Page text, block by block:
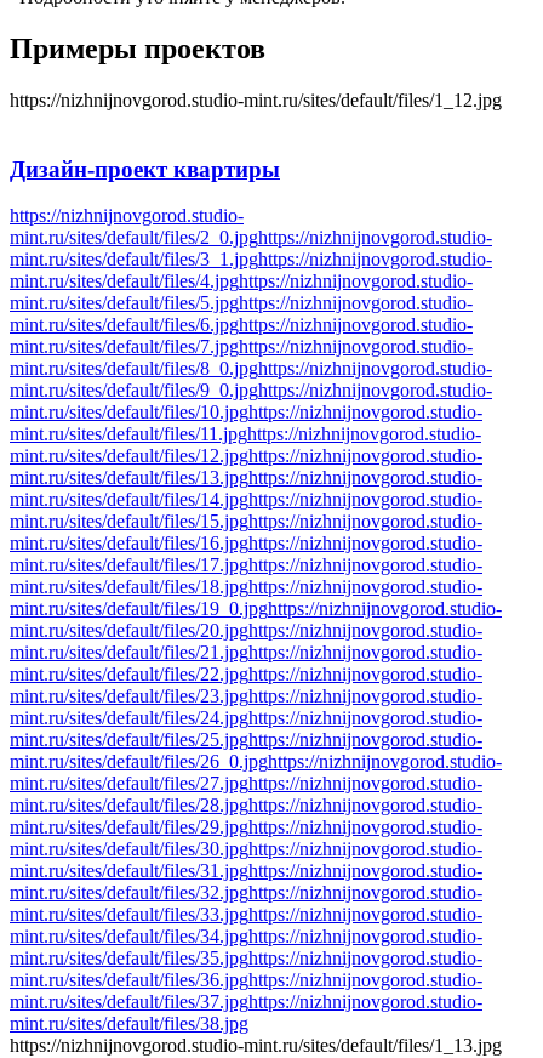
Примеры проектов
https://nizhnijnovgorod.studio-mint.ru/sites/default/files/1_12.jpg
Дизайн-проектквартиры
https://nizhnijnovgorod.studio-
mint.ru/sites/default/files/2_0.jpghttps://nizhnijnovgorod.studio-
mint.ru/sites/default/files/3_1.jpghttps://nizhnijnovgorod.studio-
mint.ru/sites/default/files/4.jpghttps://nizhnijnovgorod.studio-
mint.ru/sites/default/files/5.jpghttps://nizhnijnovgorod.studio-
mint.ru/sites/default/files/6.jpghttps://nizhnijnovgorod.studio-
mint.ru/sites/default/files/7.jpghttps://nizhnijnovgorod.studio-
mint.ru/sites/default/files/8_0.jpghttps://nizhnijnovgorod.studio-
mint.ru/sites/default/files/9_0.jpghttps://nizhnijnovgorod.studio-
mint.ru/sites/default/files/10.jpghttps://nizhnijnovgorod.studio-
mint.ru/sites/default/files/11.jpghttps://nizhnijnovgorod.studio-
mint.ru/sites/default/files/12.jpghttps://nizhnijnovgorod.studio-
mint.ru/sites/default/files/13.jpghttps://nizhnijnovgorod.studio-
mint.ru/sites/default/files/14.jpghttps://nizhnijnovgorod.studio-
mint.ru/sites/default/files/15.jpghttps://nizhnijnovgorod.studio-
mint.ru/sites/default/files/16.jpghttps://nizhnijnovgorod.studio-
mint.ru/sites/default/files/17.jpghttps://nizhnijnovgorod.studio-
mint.ru/sites/default/files/18.jpghttps://nizhnijnovgorod.studio-
mint.ru/sites/default/files/19_0.jpghttps://nizhnijnovgorod.studio-
mint.ru/sites/default/files/20.jpghttps://nizhnijnovgorod.studio-
mint.ru/sites/default/files/21.jpghttps://nizhnijnovgorod.studio-
mint.ru/sites/default/files/22.jpghttps://nizhnijnovgorod.studio-
mint.ru/sites/default/files/23.jpghttps://nizhnijnovgorod.studio-
mint.ru/sites/default/files/24.jpghttps://nizhnijnovgorod.studio-
mint.ru/sites/default/files/25.jpghttps://nizhnijnovgorod.studio-
mint.ru/sites/default/files/26_0.jpghttps://nizhnijnovgorod.studio-
mint.ru/sites/default/files/27.jpghttps://nizhnijnovgorod.studio-
mint.ru/sites/default/files/28.jpghttps://nizhnijnovgorod.studio-
mint.ru/sites/default/files/29.jpghttps://nizhnijnovgorod.studio-
mint.ru/sites/default/files/30.jpghttps://nizhnijnovgorod.studio-
mint.ru/sites/default/files/31.jpghttps://nizhnijnovgorod.studio-
mint.ru/sites/default/files/32.jpghttps://nizhnijnovgorod.studio-
mint.ru/sites/default/files/33.jpghttps://nizhnijnovgorod.studio-
mint.ru/sites/default/files/34.jpghttps://nizhnijnovgorod.studio-
mint.ru/sites/default/files/35.jpghttps://nizhnijnovgorod.studio-
mint.ru/sites/default/files/36.jpghttps://nizhnijnovgorod.studio-
mint.ru/sites/default/files/37.jpghttps://nizhnijnovgorod.studio-
mint.ru/sites/default/files/38.jpg
https://nizhnijnovgorod.studio-mint.ru/sites/default/files/1_13.jpg